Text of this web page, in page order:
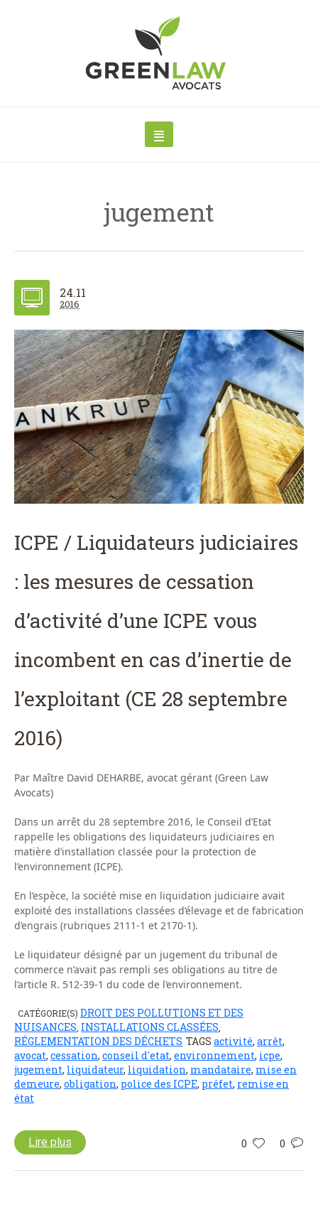
jugement
24.11
2016
ICPE / Liquidateurs judiciaires
: les mesures de cessation
d’activité d’une ICPE vous
incombent en cas d’inertie de
l’exploitant (CE 28 septembre
2016)
Par Maître David DEHARBE, avocat gérant (Green Law
Avocats)
Dans un arrêt du 28 septembre 2016, le Conseil d’Etat
rappelle les obligations des liquidateurs judiciaires en
matière d’installation classée pour la protection de
l’environnement (ICPE).
En l’espèce, la société mise en liquidation judiciaire avait
exploité des installations classées d’élevage et de fabrication
d’engrais (rubriques 2111-1 et 2170-1).
Le liquidateur désigné par un jugement du tribunal de
commerce n’avait pas rempli ses obligations au titre de
l’article R. 512-39-1 du code de l’environnement.
CATÉGORIE(S) DROIT DES POLLUTIONS ET DES
NUISANCES INSTALLATIONS CLASSÉES
RÉGLEMENTATION DES DÉCHETS TAGS activité, arrêt,
avocat, cessation, conseil d'etat, environnement, icpe,
jugement, liquidateur, liquidation, mandataire, mise en
demeure, obligation, police des ICPE, préfet, remise en
état
0 0
Lire plus